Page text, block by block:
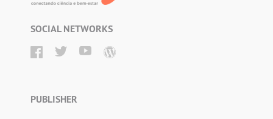
SOCIAL NETWORKS
PUBLISHER